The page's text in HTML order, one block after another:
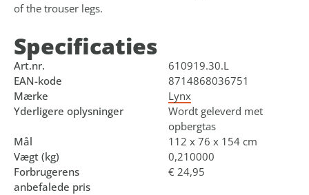
of the trouser legs.
Specificaties
Art.nr.
610919.30.L
EAN-kode
8714868036751
Mærke
Lynx
Yderligere oplysninger
Wordt geleverd met
opbergtas
Mål
112 x 76 x 154 cm
Vægt (kg)
0,210000
Forbrugerens
anbefalede pris
€ 24,95